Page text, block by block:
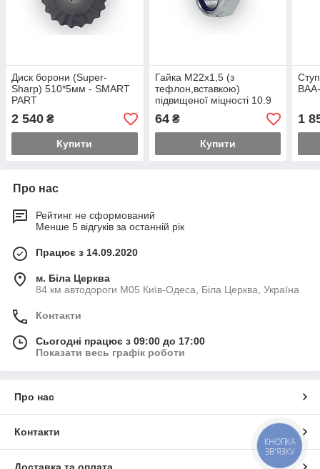
Диск борони (Super-
Sharp) 510*5мм - SMART
PART
2 540 ₴
Купити
Гайка М22х1,5 (з
тефлон,вставкою)
підвищеної міцності 10.9
64₴
Купити
1
Про нас
Рейтинг не сформований
Менше 5 відгуків за останній рік
Працює з 14.09.2020
м. Біла Церква
84 км автодороги М05 Київ-Одеса, Біла Церква, Україна
Контакти
Сьогодні працює з 09:00 до 17:00
Показати весь графік роботи
Про нас
Контакти
КНОПКА
ЗВ'ЯЗКУ